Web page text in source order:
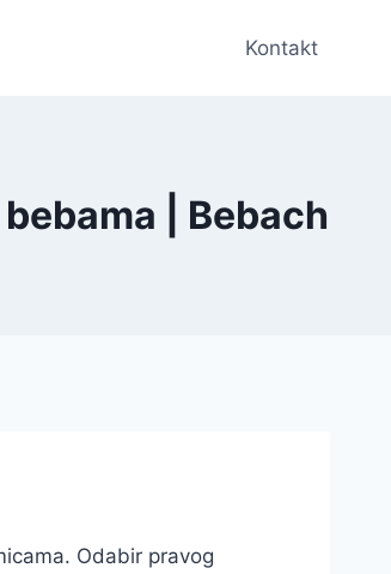
Kontakt
| Bebach
Odabir pravog